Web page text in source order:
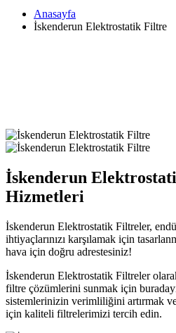
Anasayfa
İskenderun Elektrostatik Filtre
İskenderun
Hizmetleri
İskenderun Elektrostatik Filtreler,
ihtiyaçlarınızı karşılamak için
hava için doğru adrestesiniz!
İskenderun Elektrostatik Filtreler
filtre çözümlerini sunmak için
sistemlerinizin verimliliğini artırmak
için kaliteli filtrelerimizi tercih edin.